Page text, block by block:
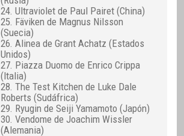
24. Ultraviolet de Paul Pairet (China)
25. Fäviken de Magnus Nilsson
(Suecia)
26. Alinea de Grant Achatz (Estados
Unidos)
27. Piazza Duomo de Enrico Crippa
(Italia)
28. The Test Kitchen de Luke Dale
Roberts (Sudáfrica)
29. Ryugin de Seiji Yamamoto (Japón)
30. Vendome de Joachim Wissler
(Alemania)